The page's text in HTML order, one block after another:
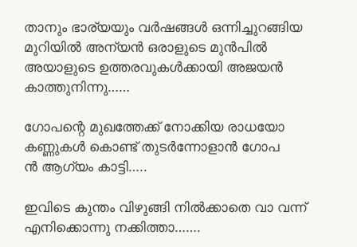
താനും ഭാര്യയും വർഷങ്ങൾ ഒന്നിച്ചുറങ്ങിയ
മുറിയിൽ അന്യൻ ഒരാളുടെ മുൻപിൽ
അയാളുടെ ഉത്തരവുകൾക്കായി അജയൻ
കാത്തുനിന്നു……
ഗോപന്റെ മുഖത്തേക്ക് നോക്കിയ രാധയോ
കണ്ണുകൾ കൊണ്ട് തുടർന്നോളാൻ ഗോപ
ൻ ആഗ്യം കാട്ടി…..
ഇവിടെ കുന്തം വിഴുങ്ങി നിൽക്കാതെ വാ വന്ന്
എനിക്കൊന്നു നക്കിത്താ…….